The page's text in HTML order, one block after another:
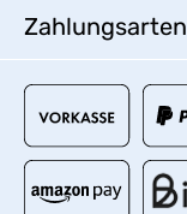
Zahlungsarten